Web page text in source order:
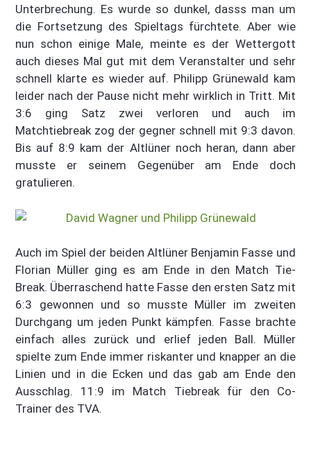
Unterbrechung. Es wurde so dunkel, dasss man um
die Fortsetzung des Spieltags fürchtete. Aber wie
nun schon einige Male, meinte es der Wettergott
auch dieses Mal gut mit dem Veranstalter und sehr
schnell klarte es wieder auf. Philipp Grünewald kam
leider nach der Pause nicht mehr wirklich in Tritt. Mit
3:6 ging Satz zwei verloren und auch im
Matchtiebreak zog der gegner schnell mit 9:3 davon.
Bis auf 8:9 kam der Altlüner noch heran, dann aber
musste er seinem Gegenüber am Ende doch
gratulieren.
Auch im Spiel der beiden Altlüner Benjamin Fasse und
Florian Müller ging es am Ende in den Match Tie-
Break. Überraschend hatte Fasse den ersten Satz mit
6:3 gewonnen und so musste Müller im zweiten
Durchgang um jeden Punkt kämpfen. Fasse brachte
einfach alles zurück und erlief jeden Ball. Müller
spielte zum Ende immer riskanter und knapper an die
Linien und in die Ecken und das gab am Ende den
Ausschlag. 11:9 im Match Tiebreak für den Co-
Trainer des TVA.